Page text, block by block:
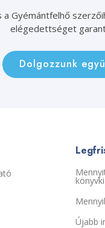
a Gyémántfelhő
elégedettséget
Dolgozzunk
Újabb